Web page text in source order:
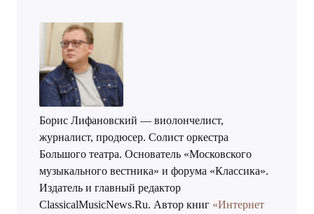
Борис Лифановский — виолончелист,
журналист, продюсер. Солист оркестра
Большого театра. Основатель «Московского
музыкального вестника» и форума «Классика».
Издатель и главный редактор
ClassicalMusicNews.Ru. Автор книг «Интернет